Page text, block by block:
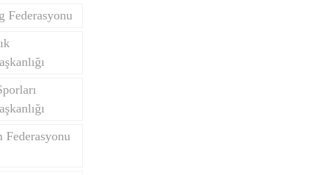
Federasyonu